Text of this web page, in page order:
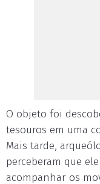
O objeto foi
tesouros em uma
Mais tarde,
perceberam que
acompanhar os